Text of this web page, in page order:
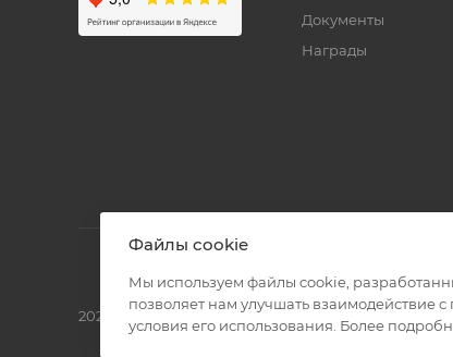
Документы
Награды
2026 © Полиграф кит - интернет-магазин
Файлы cookie
Мы используем файлы cookie,
позволяет нам улучшать взаимодействие
условия его использования. Более